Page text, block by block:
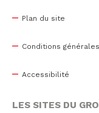
Plan du site
Conditions générales
Accessibilité
LES SITES DU